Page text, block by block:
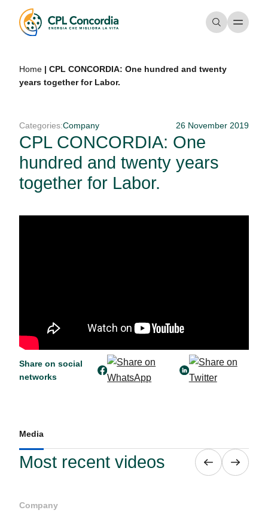
Home | CPL CONCORDIA: One hundred and twenty
years together for Labor.
Categories:Company 26 November 2019
CPL CONCORDIA: One
hundred and twenty years
together for Labor.
Share on social
networks
Media
Most recent videos
Company